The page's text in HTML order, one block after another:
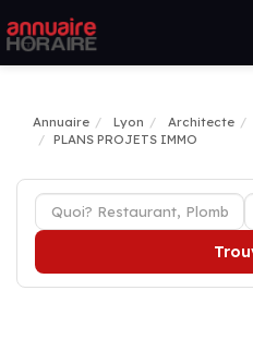
Annuaire Lyon Architecte
PLANS PROJETS IMMO